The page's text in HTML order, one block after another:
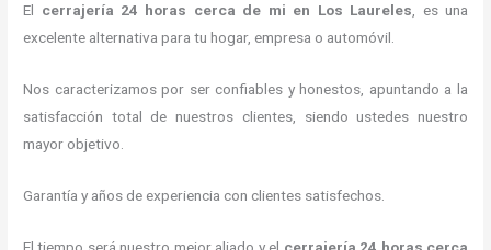
El cerrajería 24 horas cerca de mi en Los Laureles, es una
excelente alternativa para tu hogar, empresa o automóvil.
Nos caracterizamos por ser confiables y honestos, apuntando a la
satisfacción total de nuestros clientes, siendo ustedes nuestro
mayor objetivo.
Garantía y años de experiencia con clientes satisfechos.